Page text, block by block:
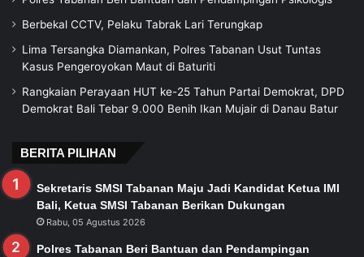
Berbekal CCTV, Pelaku Tabrak Lari Terungkap
Lima Tersangka Diamankan, Polres Tabanan Usut Tuntas
Kasus Pengeroyokan Maut di Baturiti
Rangkaian Perayaan HUT ke-25 Tahun Partai Demokrat, DPD
Demokrat Bali Tebar 9.000 Benih Ikan Mujair di Danau Batur
BERITA PILIHAN
Sekretaris SMSI Tabanan Maju Jadi Kandidat Ketua IMI
Bali, Ketua SMSI Tabanan Berikan Dukungan
Rabu, 05 Agustus 2026
Polres Tabanan Beri Bantuan dan Pendampingan